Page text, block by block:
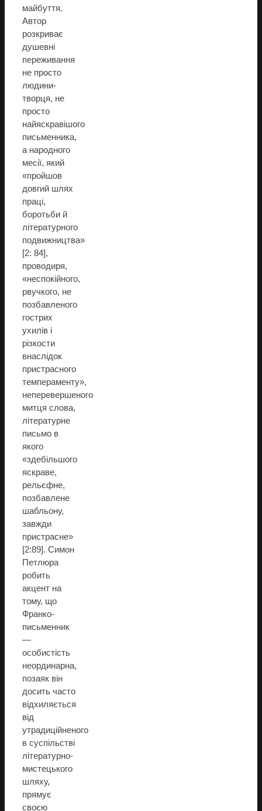
майбуття.
Автор
розкриває
душевні
переживання
не просто
людини-
творця, не
просто
найяскравішого
письменника,
а народного
месії, який
«пройшов
довгий шлях
праці,
боротьби й
літературного
подвижництва»
[2: 84],
проводиря,
«неспокійного,
рвучкого, не
позбавленого
гострих
ухилів і
різкости
внаслідок
пристрасного
темпераменту»,
неперевершеного
митця слова,
літературне
письмо в
якого
«здебільшого
яскраве,
рельєфне,
позбавлене
шабльону,
завжди
пристрасне»
[2:89]. Симон
Петлюра
робить
акцент на
тому, що
Франко-
письменник
—
особистість
неординарна,
позаяк він
досить часто
відхиляється
від
утрадиційненого
в суспільстві
літературно-
мистецького
шляху,
прямує
своєю